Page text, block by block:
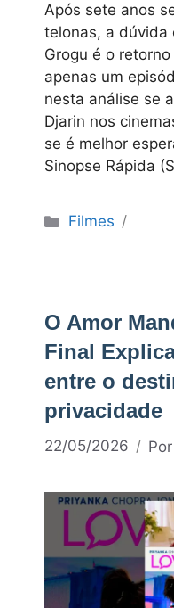
Após sete anos
telonas, a dúvida
Grogu é o
apenas um
nesta análise se
Djarin nos
se é melhor
Sinopse Rápida
Categorias
Filmes
O Amor
Final
entre o
privacidade
22/05/2026 Por